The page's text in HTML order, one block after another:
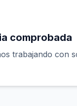
comprobada
trabajando con